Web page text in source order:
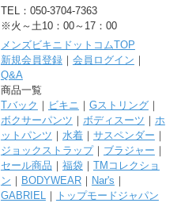
TEL：050-3704-7363
※火～土10：00～17：00
メンズビキニドットコムTOP
新規会員登録｜ 会員ログイン ｜
Q&A
商品一覧
Tバック ｜ ビキニ ｜ Gストリング｜
ボクサーパンツ ｜ ボディスーツ ｜ ホ
ットパンツ ｜ 水着｜ サスペンダー ｜
ジョックストラップ｜ ブラジャー ｜
セール商品 ｜ 福袋｜ TMコレクショ
ン ｜ BODYWEAR｜ Nar's ｜
GABRIEL｜
トップモードジャパン